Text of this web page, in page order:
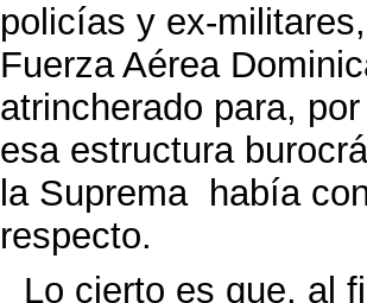
policías y ex-
Fuerza Aérea
atrincherado para,
esa estructura
la Suprema había
respecto.
Lo cierto es que, al